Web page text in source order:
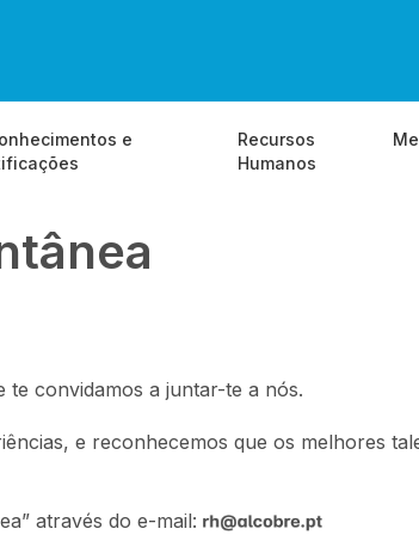
e
Recursos
Humanos
convidamos a juntar-te a nós.
e reconhecemos que os melhores
através do e-mail: